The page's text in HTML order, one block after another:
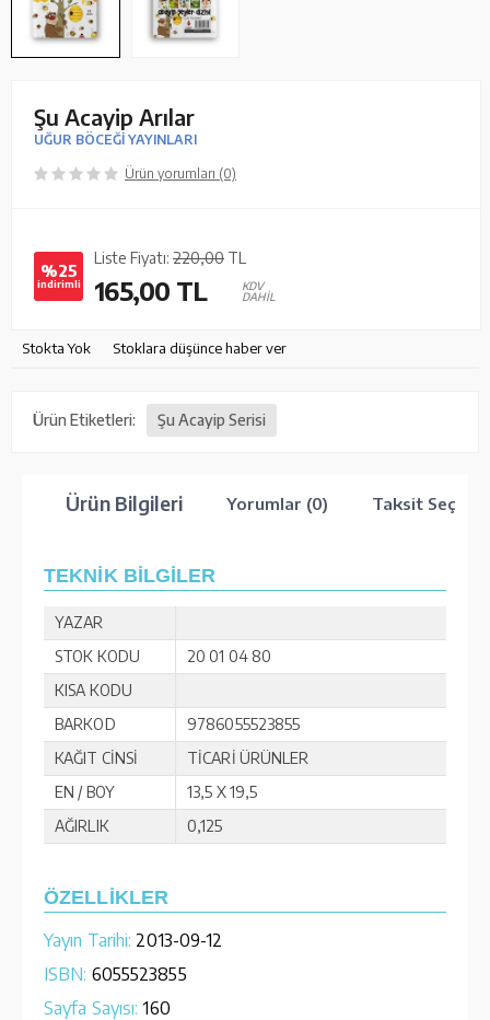
Şu Acayip Arılar
UĞUR BÖCEĞİ YAYINLARI
Ürün yorumları (0)
%25
indirimli
Liste Fiyatı: 220,00 TL
165,00 TL
KDV
DAHİL
Stokta Yok Stoklara düşünce haber ver
Ürün Etiketleri: Şu Acayip Serisi
Ürün Bilgileri Yorumlar (0) Taksit
TEKNİK BİLGİLER
YAZAR
STOK KODU
20 01 04 80
KISA KODU
BARKOD
9786055523855
KAĞIT CİNSİ
TİCARİ ÜRÜNLER
EN / BOY
13,5 X 19,5
AĞIRLIK
0,125
ÖZELLİKLER
Yayın Tarihi: 2013-09-12
ISBN: 6055523855
Sayfa Sayısı: 160